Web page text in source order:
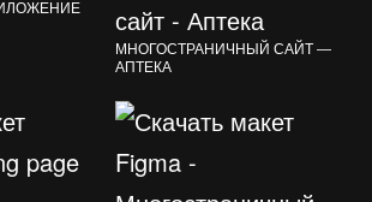
МНОГОСТРАНИЧНЫЙ САЙТ —
АПТЕКА